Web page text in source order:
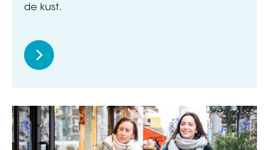
de kust.